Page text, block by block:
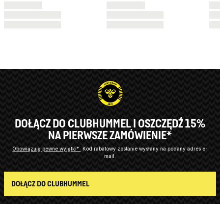
DOŁĄCZ DO CLUBHUMMEL I OSZCZĘDŹ 15%
NA PIERWSZE ZAMÓWIENIE*
Obowiązują pewne wyjątki*
Kod rabatowy zostanie wysłany na podany adres e-
mail.
DOŁĄCZ DO CLUBHUMMEL